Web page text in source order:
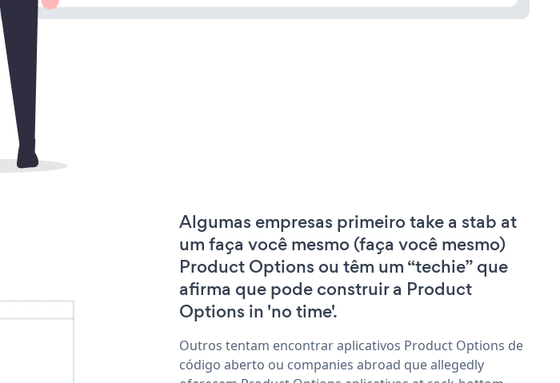
Algumas empresas primeiro take a stab at
um faça você mesmo (faça você mesmo)
Product Options ou têm um “techie” que
afirma que pode construir a Product
Options in 'no time'.
Outros tentam encontrar aplicativos Product Options de
código aberto ou companies abroad que allegedly